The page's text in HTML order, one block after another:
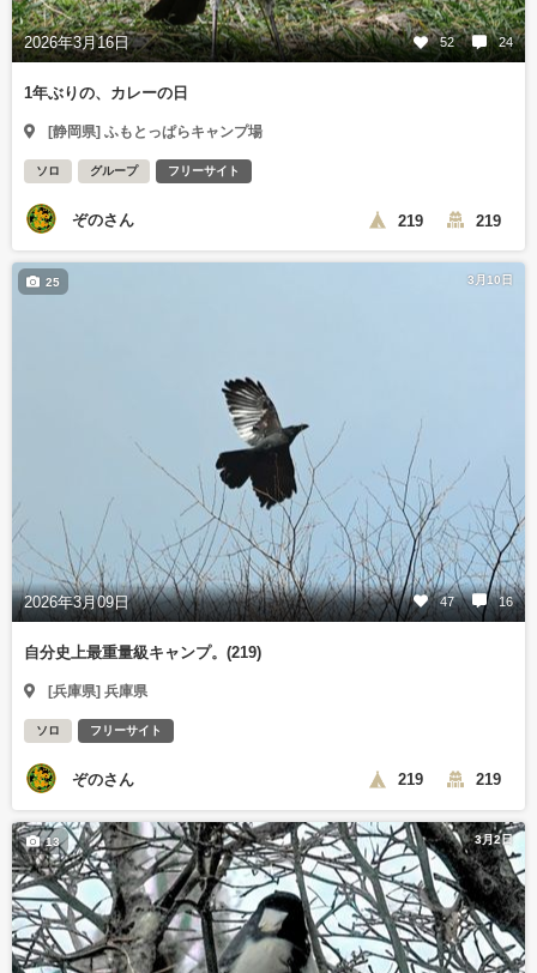
2026年3月16日 52 24
1年ぶりの、カレーの日
[静岡県] ふもとっぱらキャンプ場
ソロ グループ フリーサイト
ぞのさん 219 219
3月10日
2026年3月09日 47 16
25
自分史上最重量級キャンプ。(219)
[兵庫県] 兵庫県
ソロ フリーサイト
ぞのさん 219 219
3月2日
13